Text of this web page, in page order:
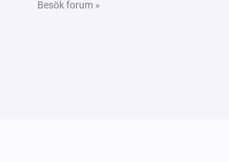
Besök forum »